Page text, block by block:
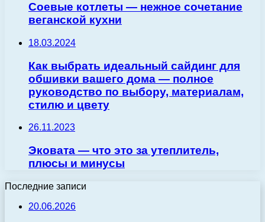
Соевые котлеты — нежное сочетание
веганской кухни
18.03.2024
Как выбрать идеальный сайдинг для
обшивки вашего дома — полное
руководство по выбору, материалам,
стилю и цвету
26.11.2023
Эковата — что это за утеплитель,
плюсы и минусы
Последние записи
20.06.2026